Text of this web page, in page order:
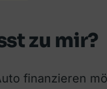
zu mir?
finanzieren